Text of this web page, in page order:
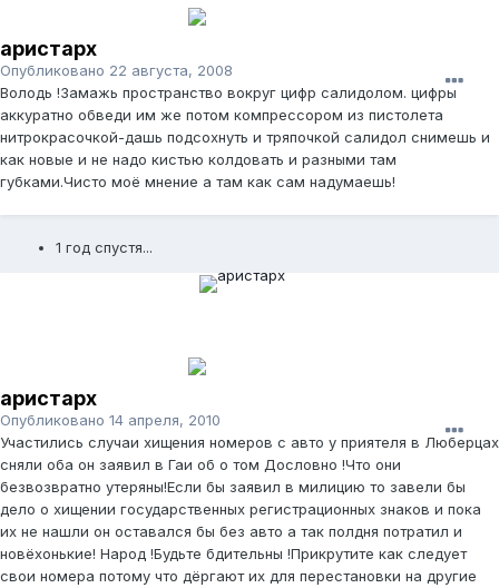
аристарх
Опубликовано 22 августа, 2008
Володь !Замажь пространство вокруг цифр салидолом. цифры
аккуратно обведи им же потом компрессором из пистолета
нитрокрасочкой-дашь подсохнуть и тряпочкой салидол снимешь и
как новые и не надо кистью колдовать и разными там
губками.Чисто моё мнение а там как сам надумаешь!
1 год спустя...
аристарх
Опубликовано 14 апреля, 2010
Участились случаи хищения номеров с авто у приятеля в Люберцах
сняли оба он заявил в Гаи об о том Дословно !Что они
безвозвратно утеряны!Если бы заявил в милицию то завели бы
дело о хищении государственных регистрационных знаков и пока
их не нашли он оставался бы без авто а так полдня потратил и
новёхонькие! Народ !Будьте бдительны !Прикрутите как следует
свои номера потому что дёргают их для перестановки на другие